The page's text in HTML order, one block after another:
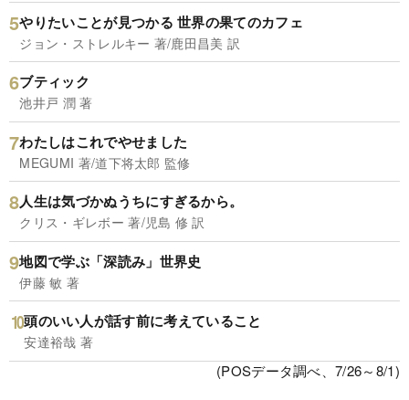
やりたいことが見つかる 世界の果てのカフェ
ジョン・ストレルキー 著/鹿田昌美 訳
ブティック
池井戸 潤 著
わたしはこれでやせました
MEGUMI 著/道下将太郎 監修
人生は気づかぬうちにすぎるから。
クリス・ギレボー 著/児島 修 訳
地図で学ぶ「深読み」世界史
伊藤 敏 著
頭のいい人が話す前に考えていること
安達裕哉 著
(POSデータ調べ、7/26～8/1)